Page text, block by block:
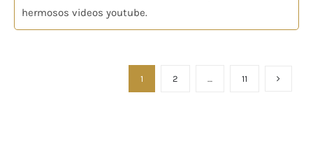
hermosos videos youtube.
1 2 … 11